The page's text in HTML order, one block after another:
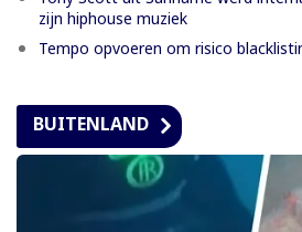
zijn hiphouse muziek
Tempo opvoeren om risico
BUITENLAND